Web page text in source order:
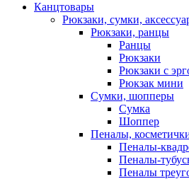
Канцтовары
Рюкзаки, сумки,
Рюкзаки, ранцы
Ранцы
Рюкзаки
Рюкзаки с
Рюкзак мини
Сумки, шопперы
Сумка
Шоппер
Пеналы,
Пеналы-
Пеналы-
Пеналы